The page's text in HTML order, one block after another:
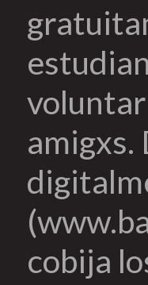
amigxs.
cobija